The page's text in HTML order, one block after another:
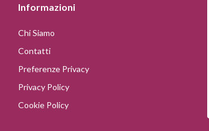
Informazioni
Chi Siamo
Contatti
Preferenze Privacy
Privacy Policy
Cookie Policy